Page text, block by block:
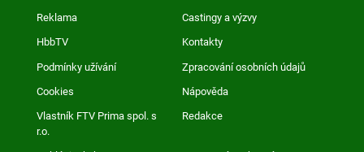
Reklama Castingy a výzvy
HbbTV Kontakty
Podmínky užívání Zpracování osobních údajů
Cookies Nápověda
Vlastník FTV Prima spol. s
r.o.
Redakce